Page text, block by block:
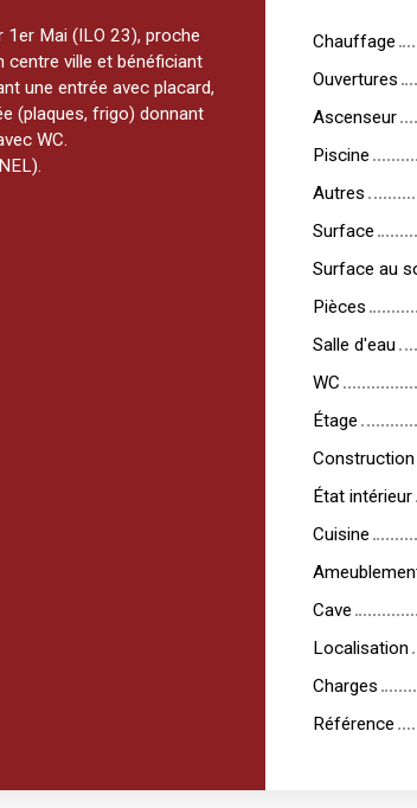
1er Mai (ILO 23), proche
centre ville et bénéficiant
une entrée avec placard,
(plaques, frigo) donnant
WC.
Chauffage
Ouvertures
Ascenseur
Piscine
Autres
Surface
Surface au
Pièces
Salle d'eau
WC
Étage
Construction
État intérieur
Cuisine
Cave
Localisation
Charges
Référence